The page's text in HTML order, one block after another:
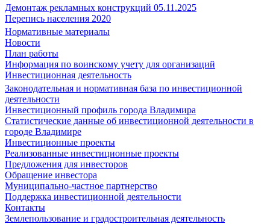
Демонтаж рекламных конструкций 05.11.2025
Перепись населения 2020
Нормативные материалы
Новости
План работы
Информация по воинскому учету для организаций
Инвестиционная деятельность
Законодательная и нормативная база по инвестиционной
деятельности
Инвестиционный профиль города Владимира
Статистические данные об инвестиционной деятельности в
городе Владимире
Инвестиционные проекты
Реализованные инвестиционные проекты
Предложения для инвесторов
Обращение инвестора
Муниципально-частное партнерство
Поддержка инвестиционной деятельности
Контакты
Землепользование и градостроительная деятельность